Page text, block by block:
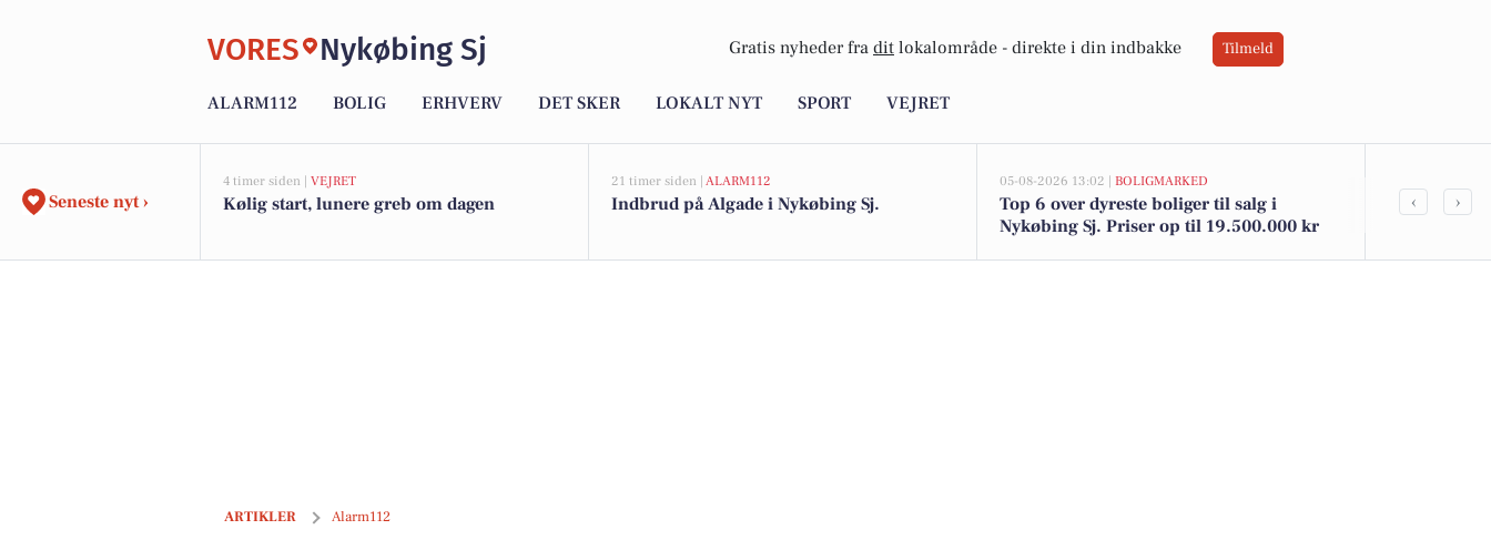
VORES Nykøbing Sj Gratis nyheder fra dit lokalområde - direkte i din indbakke Tilmeld
ALARM112 BOLIG ERHVERV DET SKER LOKALT NYT SPORT VEJRET
Seneste nyt ›
4 timer siden | VEJRET
Kølig start, lunere greb om dagen
21 timer siden | ALARM112
Indbrud på Algade i Nykøbing Sj.
05-08-2026 13:02 | BOLIGMARKED
Top 6 over dyreste boliger til salg i
Nykøbing Sj. Priser op til 19.500.000 kr
Mågevej 2
‹ ›
ARTIKLER Alarm112
Forsøg på indbrud på Søkanten i Nykøbing Sj.